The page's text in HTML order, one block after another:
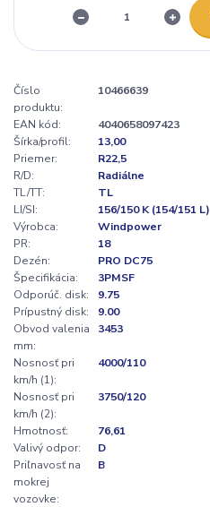
Číslo
produktu:
10466639
EAN kód:
4040658097423
Šírka/profil:
13,00
Priemer:
R22,5
R/D:
Radiálne
TL/TT:
TL
LI/SI:
156/150 K (154/151 L)
Výrobca:
Windpower
PR:
18
Dezén:
PRO DC75
Špecifikácia:
3PMSF
Odporúč. disk:
9.75
Prípustný disk:
9.00
Obvod valenia
mm:
3453
Nosnosť pri
km/h (1):
4000/110
Nosnosť pri
km/h (2):
3750/120
Hmotnosť:
76,61
Valivý odpor:
D
Priľnavosť na
mokrej
vozovke:
B